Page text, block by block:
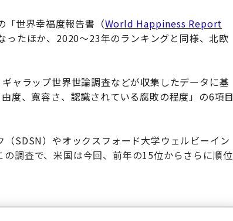
「世界幸福度報告書（World Happiness Report
たほか、2020～23年のランキングと同様、北欧
ャラップ世界世論調査などが収集したデータに基
度、寛容さ、認識されている腐敗の程度」の6項目
SDSN）やオックスフォード大学ウェルビーイン
調査で、米国は今回、前年の15位からさらに順位